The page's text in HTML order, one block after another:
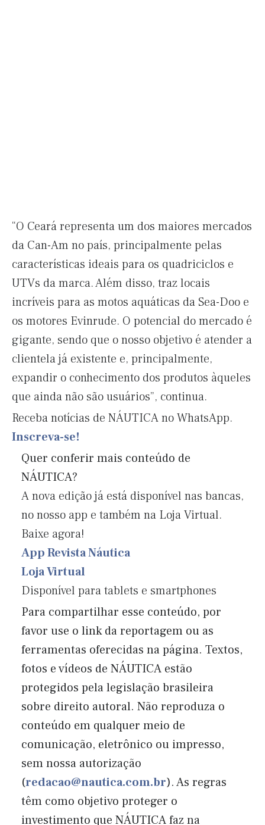
“O Ceará representa um dos maiores mercados
da Can-Am no país, principalmente pelas
características ideais para os quadriciclos e
UTVs da marca. Além disso, traz locais
incríveis para as motos aquáticas da Sea-Doo e
os motores Evinrude. O potencial do mercado é
gigante, sendo que o nosso objetivo é atender a
clientela já existente e, principalmente,
expandir o conhecimento dos produtos àqueles
que ainda não são usuários”, continua.
Receba notícias de NÁUTICA no WhatsApp.
Inscreva-se!
Quer conferir mais conteúdo de
NÁUTICA?
A nova edição já está disponível nas bancas,
no nosso app e também na Loja Virtual.
Baixe agora!
App Revista Náutica
Loja Virtual
Disponível para tablets e smartphones
Para compartilhar esse conteúdo, por
favor use o link da reportagem ou as
ferramentas oferecidas na página. Textos,
fotos e vídeos de NÁUTICA estão
protegidos pela legislação brasileira
sobre direito autoral. Não reproduza o
conteúdo em qualquer meio de
comunicação, eletrônico ou impresso,
sem nossa autorização
(redacao@nautica.com.br). As regras
têm como objetivo proteger o
investimento que NÁUTICA faz na